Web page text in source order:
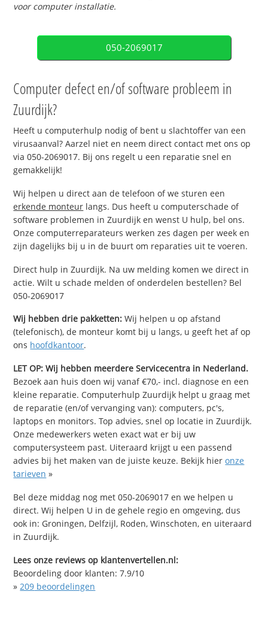
voor computer installatie.
050-2069017
Computer defect en/of software probleem in
Zuurdijk?
Heeft u computerhulp nodig of bent u slachtoffer van een
virusaanval? Aarzel niet en neem direct contact met ons op
via 050-2069017. Bij ons regelt u een reparatie snel en
gemakkelijk!
Wij helpen u direct aan de telefoon of we sturen een
erkende monteur langs. Dus heeft u computerschade of
software problemen in Zuurdijk en wenst U hulp, bel ons.
Onze computerreparateurs werken zes dagen per week en
zijn dagelijks bij u in de buurt om reparaties uit te voeren.
Direct hulp in Zuurdijk. Na uw melding komen we direct in
actie. Wilt u schade melden of onderdelen bestellen? Bel
050-2069017
Wij hebben drie pakketten: Wij helpen u op afstand
(telefonisch), de monteur komt bij u langs, u geeft het af op
ons hoofdkantoor.
LET OP: Wij hebben meerdere Servicecentra in Nederland.
Bezoek aan huis doen wij vanaf €70,- incl. diagnose en een
kleine reparatie. Computerhulp Zuurdijk helpt u graag met
de reparatie (en/of vervanging van): computers, pc's,
laptops en monitors. Top advies, snel op locatie in Zuurdijk.
Onze medewerkers weten exact wat er bij uw
computersysteem past. Uiteraard krijgt u een passend
advies bij het maken van de juiste keuze. Bekijk hieronze
tarieven »
Bel deze middag nog met 050-2069017 en we helpen u
direct. Wij helpen U in de gehele regio en omgeving, dus
ook in: Groningen, Delfzijl, Roden, Winschoten, en uiteraard
in Zuurdijk.
Lees onze reviews op klantenvertellen.nl:
Beoordeling door klanten:7.9/10
» 209 beoordelingen